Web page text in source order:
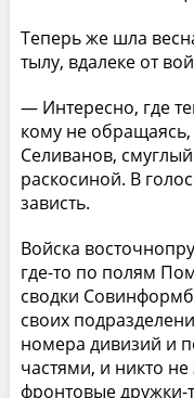
Теперь же шла
тылу, вдалеке от
— Интересно, где
кому не
Селиванов,
раскосиной. В
зависть.
Войска
где-то по полям
сводки
своих
номера дивизий и
частями, и никто не
фронтовые дружки-